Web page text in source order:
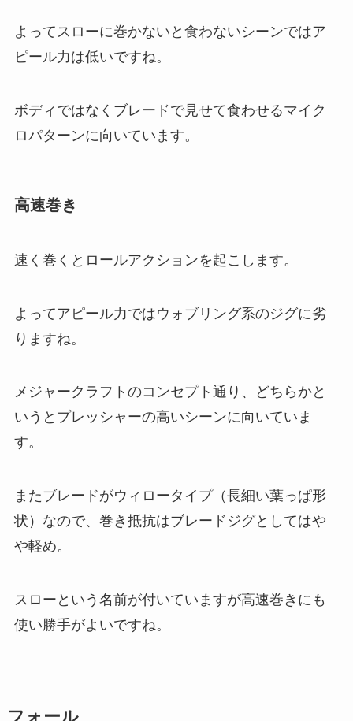
よってスローに巻かないと食わないシーンではア
ピール力は低いですね。
ボディではなくブレードで見せて食わせるマイク
ロパターンに向いています。
高速巻き
速く巻くとロールアクションを起こします。
よってアピール力ではウォブリング系のジグに劣
りますね。
メジャークラフトのコンセプト通り、どちらかと
いうとプレッシャーの高いシーンに向いていま
す。
またブレードがウィロータイプ（長細い葉っぱ形
状）なので、巻き抵抗はブレードジグとしてはや
や軽め。
スローという名前が付いていますが高速巻きにも
使い勝手がよいですね。
フォール